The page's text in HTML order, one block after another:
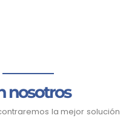
nosotros
la mejor solución